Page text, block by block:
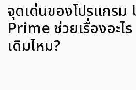
จุดเด่นของโปรแกร
Prime ช่วยเรื่องอะไ
เดิมไหม?